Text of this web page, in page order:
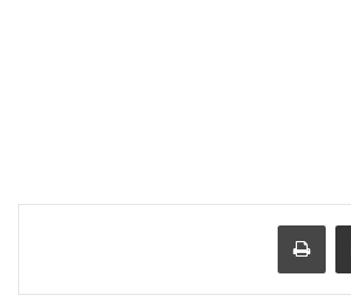
مشاركة عبر البريد طباعة